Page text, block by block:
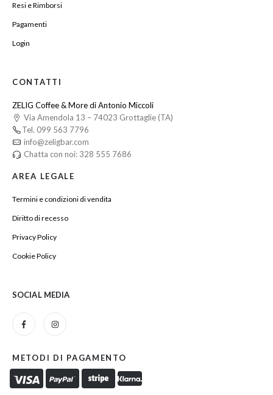
Resi e Rimborsi
Pagamenti
Login
CONTATTI
ZELIG Coffee & More di Antonio Miccoli
Via Amendola 13 – 74023 Grottaglie (TA)
Tel. 099 563 7796
info@zeligbar.com
Chatta con noi: 328 555 7686
AREA LEGALE
Termini e condizioni di vendita
Diritto di recesso
Privacy Policy
Cookie Policy
SOCIAL MEDIA
METODI DI PAGAMENTO